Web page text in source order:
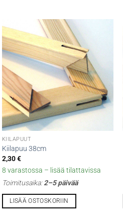
KIILAPUUT
Kiilapuu 38cm
2,30€
8 varastossa – lisää tilattavissa
Toimitusaika:2–5 päivää
LISÄÄ OSTOSKORIIN